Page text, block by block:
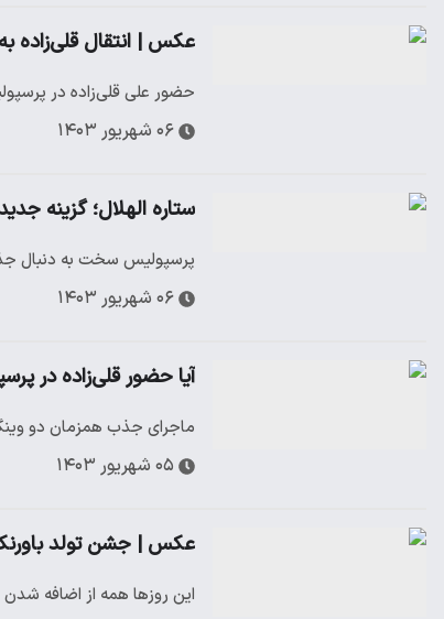
عکس | انتقال قلی‌زاده
حضور علی قلی‌زاده در
۰۶ شهریور ۱۴۰۳
ستاره الهلال؛ گزینه
پرسپولیس سخت به دنبال
۰۶ شهریور ۱۴۰۳
آیا حضور قلی‌زاده در
ماجرای جذب همزمان دو
۰۵ شهریور ۱۴۰۳
عکس | جشن تولد
این روزها همه از اضافه